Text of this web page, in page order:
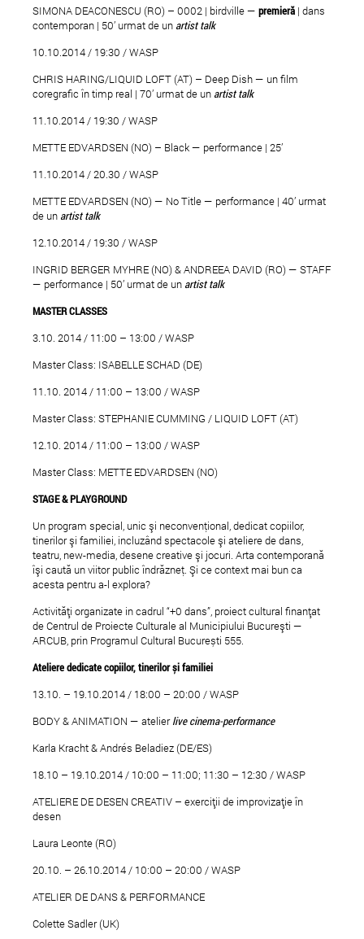
SIMONA DEACONESCU (RO) – 0002 | birdville — premieră | dans
contemporan | 50’ urmat de un artist talk
10.10.2014 / 19:30 / WASP
CHRIS HARING/LIQUID LOFT (AT) – Deep Dish — un film
coregrafic în timp real | 70’ urmat de un artist talk
11.10.2014 / 19:30 / WASP
METTE EDVARDSEN (NO) – Black — performance | 25’
11.10.2014 / 20.30 / WASP
METTE EDVARDSEN (NO) — No Title — performance | 40’ urmat
de un artist talk
12.10.2014 / 19:30 / WASP
INGRID BERGER MYHRE (NO) & ANDREEA DAVID (RO) — STAFF
— performance | 50’ urmat de un artist talk
MASTER CLASSES
3.10. 2014 / 11:00 – 13:00 / WASP
Master Class: ISABELLE SCHAD (DE)
11.10. 2014 / 11:00 – 13:00 / WASP
Master Class: STEPHANIE CUMMING / LIQUID LOFT (AT)
12.10. 2014 / 11:00 – 13:00 / WASP
Master Class: METTE EDVARDSEN (NO)
STAGE & PLAYGROUND
Un program special, unic şi neconvenţional, dedicat copiilor,
tinerilor şi familiei, incluzând spectacole şi ateliere de dans,
teatru, new-media, desene creative şi jocuri. Arta contemporană
îşi caută un viitor public îndrăzneţ. Şi ce context mai bun ca
acesta pentru a-l explora?
Activități organizate in cadrul “+0 dans”, proiect cultural finanțat
de Centrul de Proiecte Culturale al Municipiului Bucureşti —
ARCUB, prin Programul Cultural București 555.
Ateliere dedicate copiilor, tinerilorși familiei
13.10. – 19.10.2014 / 18:00 – 20:00 / WASP
BODY & ANIMATION — atelierlive cinema-performance
Karla Kracht & Andrés Beladiez (DE/ES)
18.10 – 19.10.2014 / 10:00 – 11:00; 11:30 – 12:30 / WASP
ATELIERE DE DESEN CREATIV – exerciții de improvizație în
desen
Laura Leonte (RO)
20.10. – 26.10.2014 / 10:00 – 20:00 / WASP
ATELIER DE DANS & PERFORMANCE
Colette Sadler (UK)